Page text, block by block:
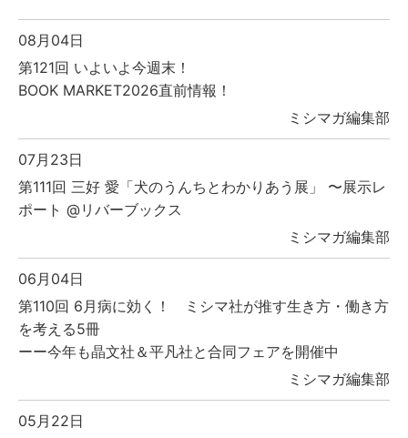
08月04日
第121回 いよいよ今週末！
BOOK MARKET2026直前情報！
ミシマガ編集部
07月23日
第111回 三好 愛「犬のうんちとわかりあう展」 〜展示レ
ポート @リバーブックス
ミシマガ編集部
06月04日
第110回 6月病に効く！ ミシマ社が推す生き方・働き方
を考える5冊
ーー今年も晶文社＆平凡社と合同フェアを開催中
ミシマガ編集部
05月22日